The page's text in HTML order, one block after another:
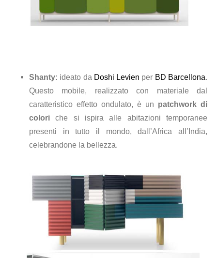
Shanty: ideato da Doshi Levien per BD Barcellona.
Questo mobile, realizzato con materiale dal
caratteristico effetto ondulato, è un patchwork di
colori che si ispira alle abitazioni temporanee
presenti in tutto il mondo, dall’Africa all’India,
celebrandone la bellezza.